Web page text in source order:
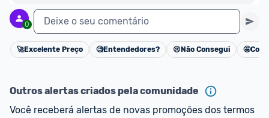
0 Deixe o seu comentário
Cancelar
🚀Excelente Preço 🧐Entendedores? 😢 Não Consegui 🤩
Outros alertas criados pela comunidade
Você receberá alertas de novas promoções dos termos